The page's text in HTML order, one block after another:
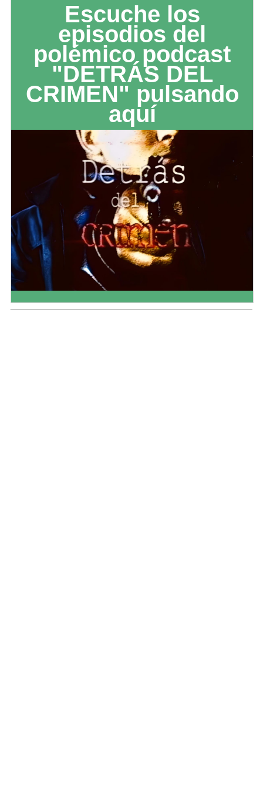
Escuche los
episodios del
polémico podcast
"DETRÁS DEL
CRIMEN" pulsando
aquí